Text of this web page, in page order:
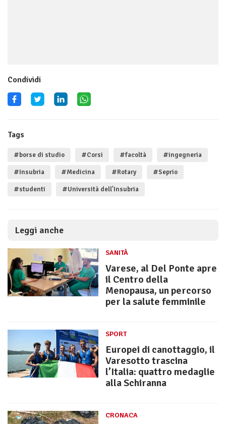
Condividi
Tags
#borse di studio #Corsi #facoltà #ingegneria
#Insubria #Medicina #Rotary #Seprio
#studenti #Università dell'Insubria
Leggi anche
SANITÀ
Varese, al Del Ponte apre
il Centro della
Menopausa, un percorso
per la salute femminile
SPORT
Europei di canottaggio, il
Varesotto trascina
l’Italia: quattro medaglie
alla Schiranna
CRONACA